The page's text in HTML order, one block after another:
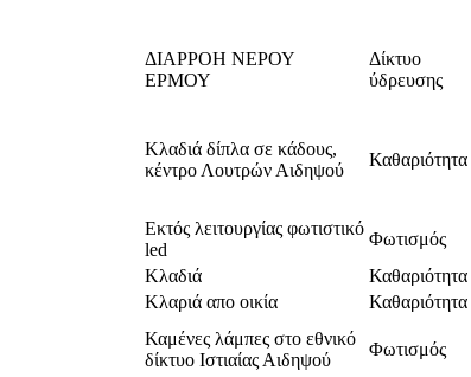
ΔΙΑΡΡΟΗ ΝΕΡΟΥ
ΕΡΜΟΥ
Δίκτυο
ύδρευσης
Κλαδιά δίπλα σε κάδους,
κέντρο Λουτρών Αιδηψού
Καθαριότητα
Εκτός λειτουργίας φωτιστικό
led
Φωτισμός
Κλαδιά Καθαριότητα
Κλαριά απο οικία Καθαριότητα
Καμένες λάμπες στο εθνικό
δίκτυο Ιστιαίας Αιδηψού
Φωτισμός